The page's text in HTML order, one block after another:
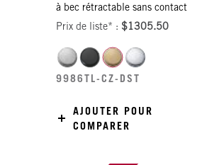
à bec rétractable sans contact
Prix de liste* : $1305.50
9986TL-CZ-DST
AJOUTER POUR
COMPARER